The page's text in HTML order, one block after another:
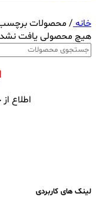
خانه/ محصولات برچسب
هیچ محصولی یافت
اطلاع
لینک های کاربردی